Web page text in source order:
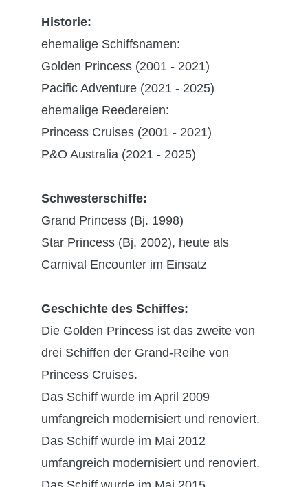
Historie:
ehemalige Schiffsnamen:
Golden Princess (2001 - 2021)
Pacific Adventure (2021 - 2025)
ehemalige Reedereien:
Princess Cruises (2001 - 2021)
P&O Australia (2021 - 2025)
Schwesterschiffe:
Grand Princess (Bj. 1998)
Star Princess (Bj. 2002), heute als
Carnival Encounter im Einsatz
Geschichte des Schiffes:
Die Golden Princess ist das zweite von
drei Schiffen der Grand-Reihe von
Princess Cruises.
Das Schiff wurde im April 2009
umfangreich modernisiert und renoviert.
Das Schiff wurde im Mai 2012
umfangreich modernisiert und renoviert.